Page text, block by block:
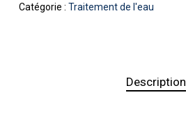
Catégorie : Traitement de l'eau
Description